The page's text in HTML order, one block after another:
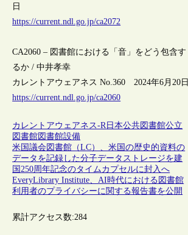
日
https://current.ndl.go.jp/ca2072
CA2060 – 図書館における「音」をどう包含す
るか / 中井孝幸
カレントアウェアネス No.360 2024年6月20日
https://current.ndl.go.jp/ca2060
カレントアウェアネス-R日本公共図書館公立
図書館図書館設備
米国議会図書館（LC）、米国の歴史的資料の
データを記録した分子データストレージを建
国250周年記念のタイムカプセルに封入へ
EveryLibrary Institute、AI時代における図書館
利用者のプライバシーに関する報告書を公開
累計アクセス数:284